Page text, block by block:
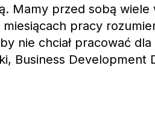
Mamy przed sobą
pracy
nie chciał pracować
Business Development